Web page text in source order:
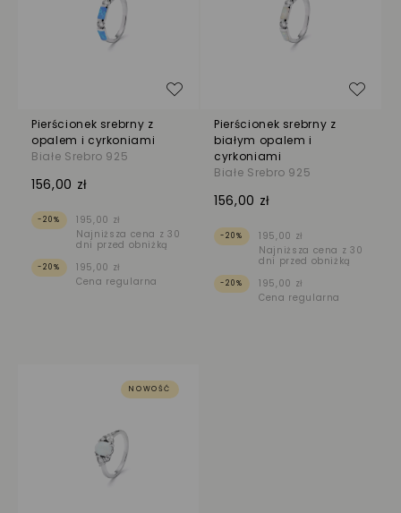
Pierścionek srebrny z
opalem i cyrkoniami
Białe Srebro 925
156,00 zł
-20%
195,00 zł
Najniższa cena z 30
dni przed obniżką
-20%
195,00 zł
Cena regularna
Dodaj do listy życzeń
Pierścionek srebrny z
białym opalem i
cyrkoniami
Białe Srebro 925
156,00 zł
-20%
195,00 zł
Najniższa cena z 30
dni przed obniżką
-20%
195,00 zł
Cena regularna
NOWOŚĆ